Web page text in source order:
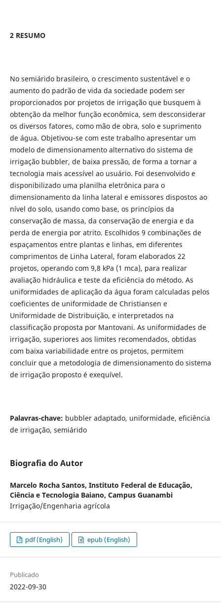
2 RESUMO
No semiárido brasileiro, o crescimento sustentável e o
aumento do padrão de vida da sociedade podem ser
proporcionados por projetos de irrigação que busquem à
obtenção da melhor função econômica, sem desconsiderar
os diversos fatores, como mão de obra, solo e suprimento
de água. Objetivou-se com este trabalho apresentar um
modelo de dimensionamento alternativo do sistema de
irrigação bubbler, de baixa pressão, de forma a tornar a
tecnologia mais acessível ao usuário. Foi desenvolvido e
disponibilizado uma planilha eletrônica para o
dimensionamento da linha lateral e emissores dispostos ao
nível do solo, usando como base, os princípios da
conservação de massa, da conservação de energia e da
perda de energia por atrito. Escolhidos 9 combinações de
espaçamentos entre plantas e linhas, em diferentes
comprimentos de Linha Lateral, foram elaborados 22
projetos, operando com 9,8 kPa (1 mca), para realizar
avaliação hidráulica e teste da eficiência do método. As
uniformidades de aplicação da água foram calculadas pelos
coeficientes de uniformidade de Christiansen e
Uniformidade de Distribuição, e interpretados na
classificação proposta por Mantovani. As uniformidades de
irrigação, superiores aos limites recomendados, obtidas
com baixa variabilidade entre os projetos, permitem
concluir que a metodologia de dimensionamento do sistema
de irrigação proposto é exequível.
Palavras-chave: bubbler adaptado, uniformidade, eficiência
de irrigação, semiárido
Biografia do Autor
Marcelo Rocha Santos, Instituto Federal de Educação,
Ciência e Tecnologia Baiano, Campus Guanambi
Irrigação/Engenharia agrícola
pdf (English) epub (English)
Publicado
2022-09-30